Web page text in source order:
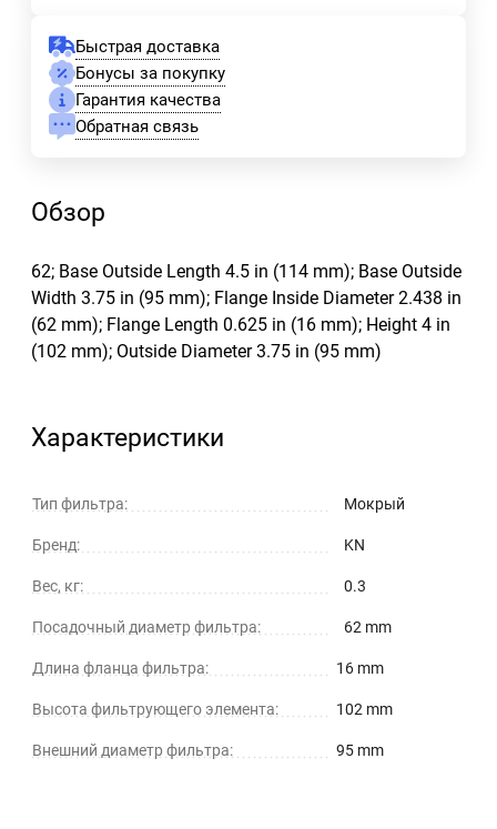
Быстрая доставка
Бонусы за покупку
Гарантия качества
Обратная связь
Обзор
62; Base Outside Length 4.5 in (114 mm); Base Outside
Width 3.75 in (95 mm); Flange Inside Diameter 2.438 in
(62 mm); Flange Length 0.625 in (16 mm); Height 4 in
(102 mm); Outside Diameter 3.75 in (95 mm)
Характеристики
Тип фильтра: Мокрый
Бренд: KN
Вес, кг: 0.3
Посадочный диаметр фильтра: 62 mm
Длина фланца фильтра: 16 mm
Высота фильтрующего элемента: 102 mm
Внешний диаметр фильтра: 95 mm